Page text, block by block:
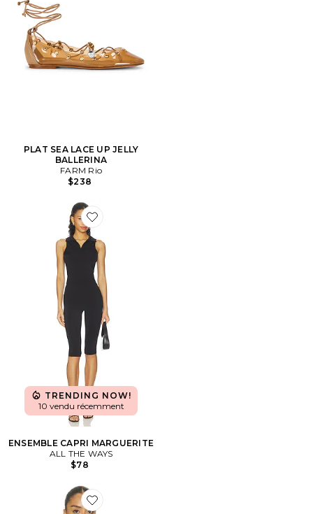
PLAT SEA LACE UP JELLY
BALLERINA
FARM Rio
$238
Favorite ENSEMBLE CAPRI MARGUERITE
TRENDING NOW!
10 vendu récemment
ENSEMBLE CAPRI MARGUERITE
ALL THE WAYS
$78
Favorite x REVOLVE Ford Top